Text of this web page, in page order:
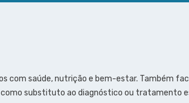
com saúde, nutrição e bem-estar. Também
substituto ao diagnóstico ou tratamento